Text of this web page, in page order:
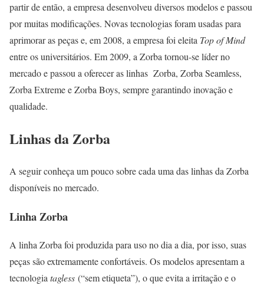
partir de então, a empresa desenvolveu diversos modelos e passou
por muitas modificações. Novas tecnologias foram usadas para
aprimorar as peças e, em 2008, a empresa foi eleita Top of Mind
entre os universitários. Em 2009, a Zorba tornou-se líder no
mercado e passou a oferecer as linhas Zorba, Zorba Seamless,
Zorba Extreme e Zorba Boys, sempre garantindo inovação e
qualidade.
Linhas da Zorba
A seguir conheça um pouco sobre cada uma das linhas da Zorba
disponíveis no mercado.
Linha Zorba
A linha Zorba foi produzida para uso no dia a dia, por isso, suas
peças são extremamente confortáveis. Os modelos apresentam a
tecnologiatagless (“sem etiqueta”), o que evita a irritação e o